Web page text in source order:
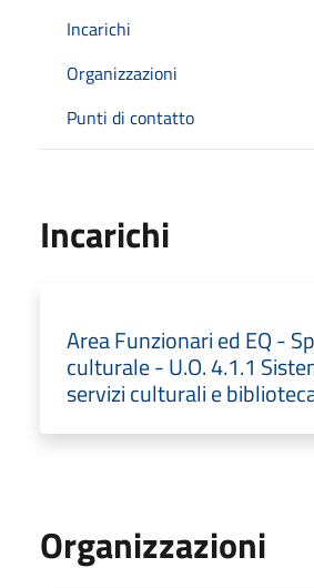
Incarichi
Organizzazioni
Punti di contatto
Incarichi
Area Funzionari ed EQ -
culturale - U.O. 4.1.1
servizi culturali e
Organizzazioni